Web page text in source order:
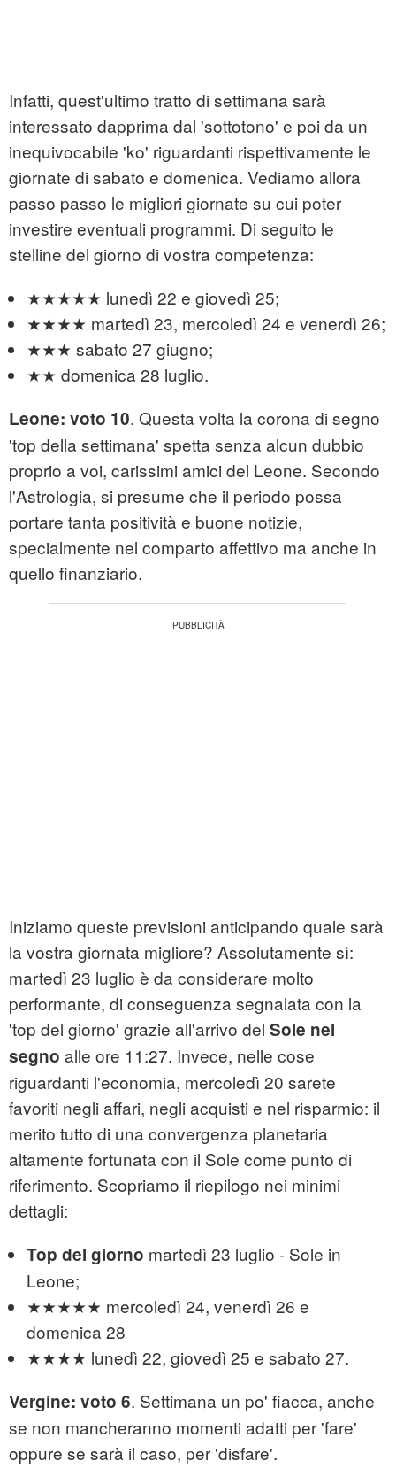
Infatti, quest'ultimo tratto di settimana sarà
interessato dapprima dal 'sottotono' e poi da un
inequivocabile 'ko' riguardanti rispettivamente le
giornate di sabato e domenica. Vediamo allora
passo passo le migliori giornate su cui poter
investire eventuali programmi. Di seguito le
stelline del giorno di vostra competenza:
★★★★★ lunedì 22 e giovedì 25;
★★★★ martedì 23, mercoledì 24 e venerdì 26;
★★★ sabato 27 giugno;
★★ domenica 28 luglio.
Leone: voto 10. Questa volta la corona di segno
'top della settimana' spetta senza alcun dubbio
proprio a voi, carissimi amici del Leone. Secondo
l'Astrologia, si presume che il periodo possa
portare tanta positività e buone notizie,
specialmente nel comparto affettivo ma anche in
quello finanziario.
Iniziamo queste previsioni anticipando quale sarà
la vostra giornata migliore? Assolutamente sì:
martedì 23 luglio è da considerare molto
performante, di conseguenza segnalata con la
'top del giorno' grazie all'arrivo del Sole nel
segno alle ore 11:27. Invece, nelle cose
riguardanti l'economia, mercoledì 20 sarete
favoriti negli affari, negli acquisti e nel risparmio: il
merito tutto di una convergenza planetaria
altamente fortunata con il Sole come punto di
riferimento. Scopriamo il riepilogo nei minimi
dettagli:
Top del giorno martedì 23 luglio - Sole in
Leone;
★★★★★ mercoledì 24, venerdì 26 e
domenica 28
★★★★ lunedì 22, giovedì 25 e sabato 27.
Vergine: voto 6. Settimana un po' fiacca, anche
se non mancheranno momenti adatti per 'fare'
oppure se sarà il caso, per 'disfare'.